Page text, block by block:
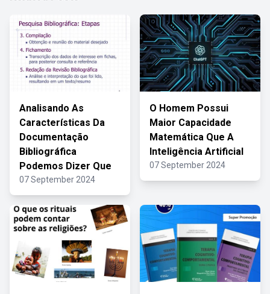
Analisando As
Características Da
Documentação
Bibliográfica
Podemos Dizer Que
07 September 2024
O Homem Possui
Maior Capacidade
Matemática Que A
Inteligência Artificial
07 September 2024